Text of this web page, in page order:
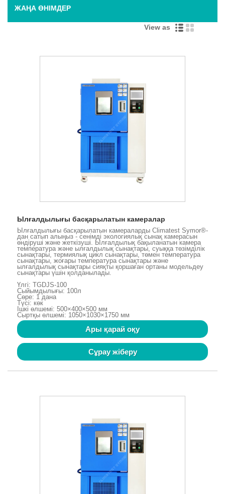
ЖАҢА ӨНІМДЕР
View as
Ылғалдылығы басқарылатын камералар
Ылғалдылығы басқарылатын камераларды Climatest Symor®-
дан сатып алыңыз - сенімді экологиялық сынақ камерасын
өндіруші және жеткізуші. Ылғалдылық бақыланатын камера
температура және ылғалдылық сынақтары, суыққа төзімділік
сынақтары, термиялық цикл сынақтары, төмен температура
сынақтары, жоғары температура сынақтары және
ылғалдылық сынақтары сияқты қоршаған ортаны модельдеу
сынақтары үшін қолданылады.
Үлгі: TGDJS-100
Сыйымдылығы: 100л
Сөре: 1 дана
Түсі: көк
Ішкі өлшемі: 500×400×500 мм
Сыртқы өлшемі: 1050×1030×1750 мм
Ары қарай оқу
Сұрау жіберу